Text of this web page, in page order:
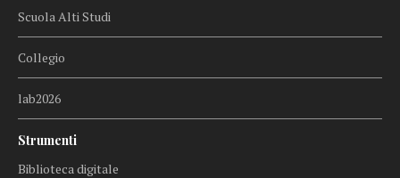
Scuola Alti Studi
Collegio
lab2026
Strumenti
Biblioteca digitale